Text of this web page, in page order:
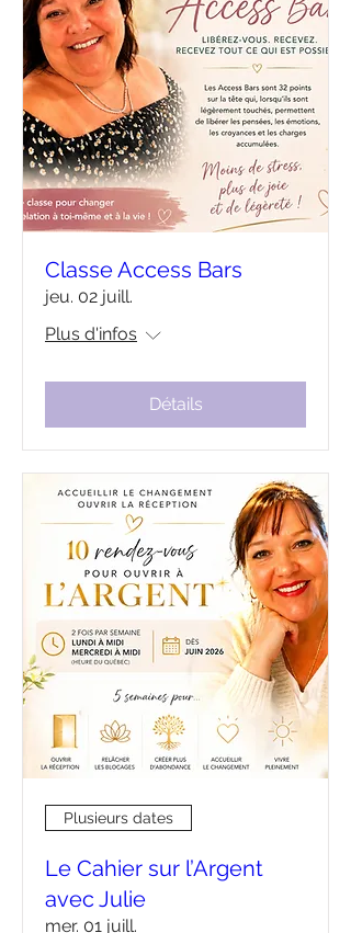
Classe Access Bars
jeu. 02 juill.
Plus d'infos
Détails
Plusieurs dates
Le Cahier sur l’Argent
avec Julie
mer. 01 juill.